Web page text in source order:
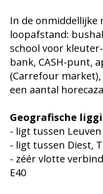
In de onmiddellijke
loopafstand:
school voor
bank, CASH-punt,
(Carrefour
een aantal
Geografische
- ligt tussen
- ligt tussen Diest,
- zéér vlotte
E40